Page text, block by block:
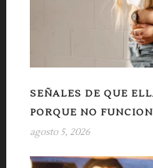
SEÑALES DE QUE
PORQUE NO
agosto 5, 2026